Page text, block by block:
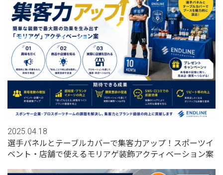
2025.04.18
選手パネルとテーブルカバーで集客力アップ！スポーツイ
ベント・店舗で使えるモリアゲ装飾アクティベーション案